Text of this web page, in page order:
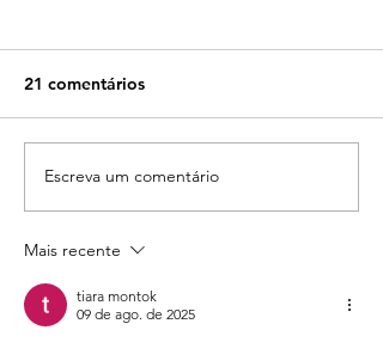
Curso "Drop na prática"
do Douglas Souza: vale a
21 comentários
Escreva um comentário
Mais recente
tiara montok
09 de ago. de 2025